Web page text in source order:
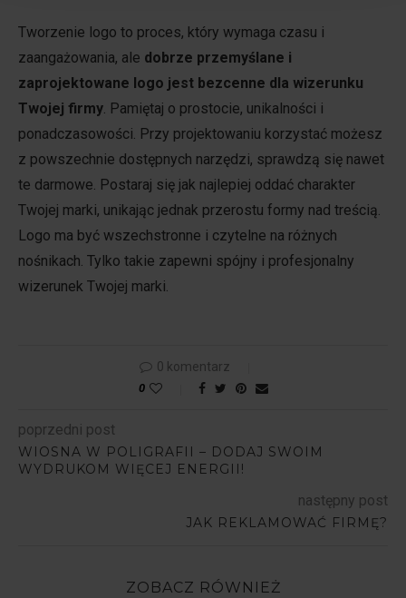
Tworzenie logo to proces, który wymaga czasu i
zaangażowania, ale dobrze przemyślane i
zaprojektowane logo jest bezcenne dla wizerunku
Twojej firmy. Pamiętaj o prostocie, unikalności i
ponadczasowości. Przy projektowaniu korzystać możesz
z powszechnie dostępnych narzędzi, sprawdzą się nawet
te darmowe. Postaraj się jak najlepiej oddać charakter
Twojej marki, unikając jednak przerostu formy nad treścią.
Logo ma być wszechstronne i czytelne na różnych
nośnikach. Tylko takie zapewni spójny i profesjonalny
wizerunek Twojej marki.
0 komentarz
0
poprzedni post
WIOSNA W POLIGRAFII – DODAJ SWOIM
WYDRUKOM WIĘCEJ ENERGII!
następny post
JAK REKLAMOWAĆ FIRMĘ?
ZOBACZ RÓWNIEŻ